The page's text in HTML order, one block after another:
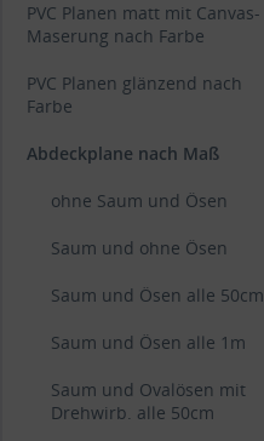
PVC Planen matt mit Canvas-
Maserung nach Farbe
PVC Planen glänzend nach
Farbe
Abdeckplane nach Maß
ohne Saum und Ösen
Saum und ohne Ösen
Saum und Ösen alle 50cm
Saum und Ösen alle 1m
Saum und Ovalösen mit
Drehwirb. alle 50cm